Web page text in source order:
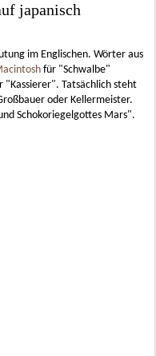
japanisch
im Englischen. Wörter aus
für "Schwalbe"
Tatsächlich steht
oder Kellermeister.
Schokoriegelgottes Mars".